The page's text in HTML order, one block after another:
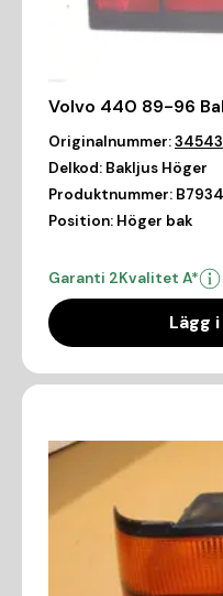
Volvo 440 89-96
Originalnummer:
Delkod: Bakljus Höger
Produktnummer:
Position: Höger bak
Garanti 2Kvalitet A*
Lägg